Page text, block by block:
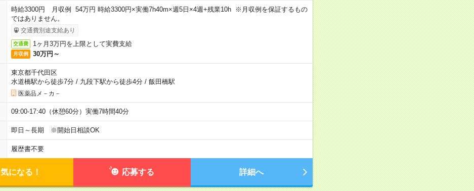
時給3300円 月収例 54万円 時給3300円×実働7h40m×週5日×4週+残業10h ※月収例を保証するもの
ではありません。
交通費別途支給あり
交通費 1ヶ月3万円を上限として実費支給
月収例 30万円～
東京都千代田区
水道橋駅から徒歩7分/ 九段下駅から徒歩4分/ 飯田橋駅
医薬品メ－カ－
09:00-17:40（休憩60分）実働7時間40分
即日～長期 ※開始日相談OK
履歴書不要
気になる！ 応募する 詳細へ